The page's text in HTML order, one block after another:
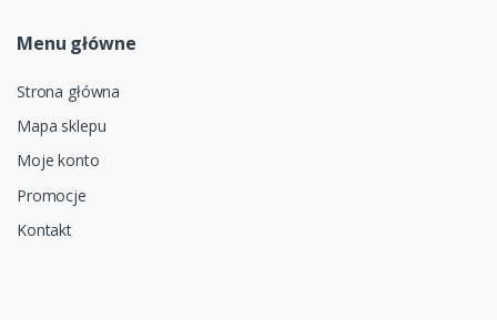
Menu główne
Strona główna
Mapa sklepu
Moje konto
Promocje
Kontakt